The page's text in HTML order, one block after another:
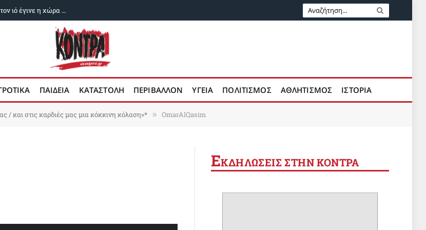
Δυο χρόνια ευλογιά των αιγοπροβάτων: Ενδημική στον ιό έγινε η χώρα μας
ΠΑΙΔΕΙΑ ΚΑΤΑΣΤΟΛΗ ΠΕΡΙΒΑΛΛΟΝ ΥΓΕΙΑ ΠΟΛΙΤΙΣΜΟΣ ΑΘΛΗΤΙΣΜΟΣ ΙΣΤΟΡΙΑ
/ και στις καρδιές μας μια κόκκινη κόλαση»* » OmarAlQasim
ΕΚΔΗΛΩΣΕΙΣ ΣΤΗΝ ΚΟΝΤΡΑ